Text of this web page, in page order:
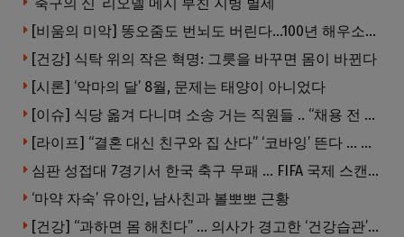
[비움의 미악] 똥오줌도 번뇌도 버린다…100년 해우소의 철학
[건강] 식탁 위의 작은 혁명: 그릇을 바꾸면 몸이 바뀐다
[시론] ‘악마의 달’ 8월, 문제는 태양이 아니었다
[이슈] 식당 옮겨 다니며 소송 거는 직원들 .. “채용 전 반드시 확인해야”
[라이프] “결혼 대신 친구와 집 산다” ‘코바잉’ 뜬다 … 내 집 마련 공식 바뀌었다
심판 성접대 7경기서 한국 축구 무패 … FIFA 국제 스캔들 번지나
‘마약 자숙’ 유아인, 남사친과 볼뽀뽀 근황
[건강] “과하면 몸 해친다” … 의사가 경고한 ‘건강습관’ 5가지